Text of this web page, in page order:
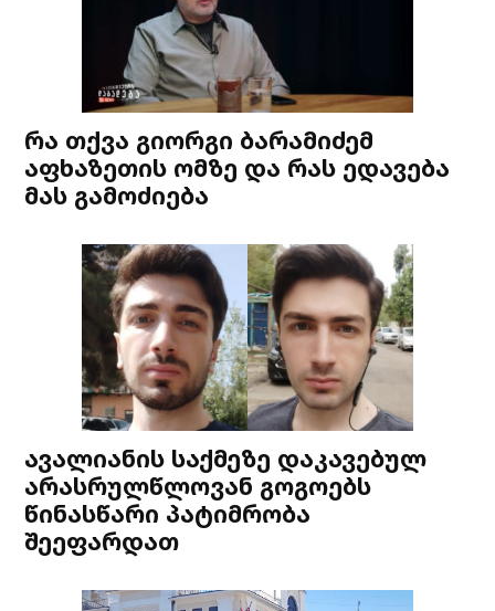
რა თქვა გიორგი ბარამიძემ
აფხაზეთის ომზე და რას ედავება
მას გამოძიება
ავალიანის საქმეზე დაკავებულ
არასრულწლოვან გოგოებს
წინასწარი პატიმრობა
შეეფარდათ